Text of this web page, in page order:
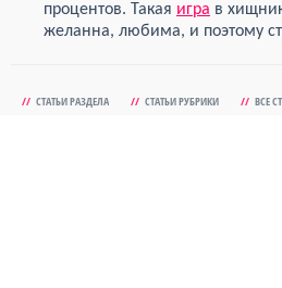
процентов. Такая игра в
желанна, любима, и поэтому
// СТАТЬИ РАЗДЕЛА // СТАТЬИ РУБРИКИ // ВСЕ